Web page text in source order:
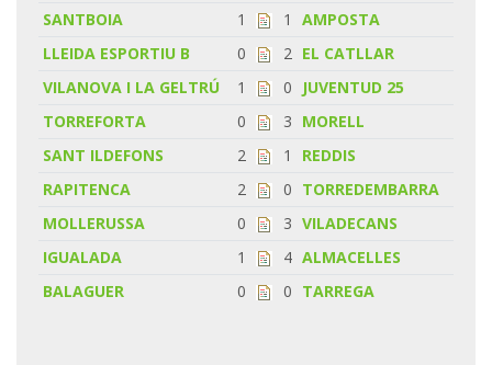
SANTBOIA 1 1
AMPOSTA
LLEIDA ESPORTIU B
0 2 EL CATLLAR
VILANOVA I LA GELTRÚ
1 0
JUVENTUD 25
TORREFORTA
0 3 MORELL
SANT ILDEFONS
2 1
REDDIS
RAPITENCA
2 0 TORREDEMBARRA
MOLLERUSSA
0 3 VILADECANS
IGUALADA
1 4 ALMACELLES
BALAGUER
0 0 TARREGA